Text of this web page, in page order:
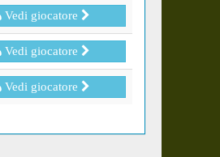
Vedi giocatore
Vedi giocatore
Vedi giocatore